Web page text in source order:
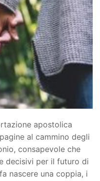
apostolica
al cammino degli
consapevole che
decisivi per il futuro di
nascere una coppia, i